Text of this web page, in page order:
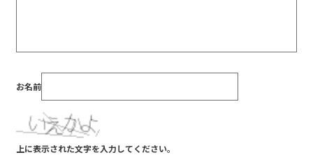
お名前
上に表示された文字を入力してください。